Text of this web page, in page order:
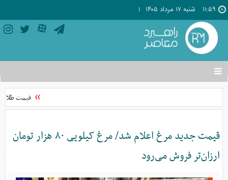
۱۱:۵۹ شنبه ۱۷ مرداد ۱۴۰۵
تغییر
وضعیت
منوی
ها
قیمت طلا امروز شنبه ۱۷
قیمت جدید مرغ اعلام شد/ مرغ کیلویی ۸۰ هزار تومان
ارزان‌تر فروش می‌رود